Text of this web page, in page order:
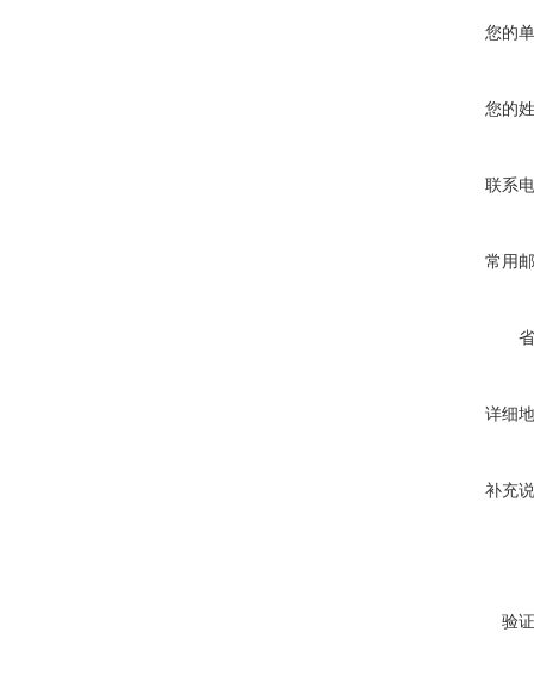
您的
您的
联系
常用
详细
补充
验